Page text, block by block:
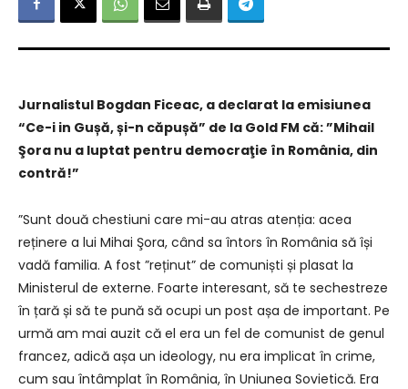
Jurnalistul Bogdan Ficeac, a declarat la emisiunea
“Ce-i in Gușă, și-n căpușă” de la Gold FM că: ”Mihail
Şora nu a luptat pentru democraţie în România, din
contră!”
”Sunt două chestiuni care mi-au atras atenția: acea
reținere a lui Mihai Şora, când sa întors în România să își
vadă familia. A fost ”reținut” de comuniști și plasat la
Ministerul de externe. Foarte interesant, să te sechestreze
în țară și să te pună să ocupi un post așa de important. Pe
urmă am mai auzit că el era un fel de comunist de genul
francez, adică așa un ideology, nu era implicat în crime,
cum sau întâmplat în România, în Uniunea Sovietică. Era